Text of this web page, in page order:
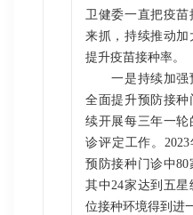
卫健委一直把疫
来抓，持续推动加
提升疫苗接种率。
一是持续加强
全面提升预防接
续开展每三年一轮
诊评定工作。
预防接种门诊中80
其中24家达到五
位接种环境得到进